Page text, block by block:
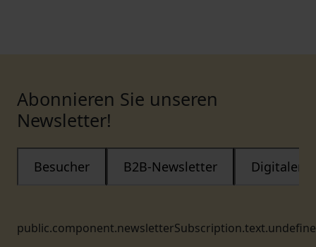
Abonnieren Sie unseren
Newsletter!
Besucher B2B-Newsletter Digitaler